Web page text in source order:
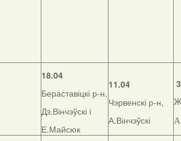
18.04
Бераставіцкі р-н,
Дз.Вінчэўскі і
Е.Майсюк
11.04
Чэрвенскі р-н,
А.Вінчэўскі